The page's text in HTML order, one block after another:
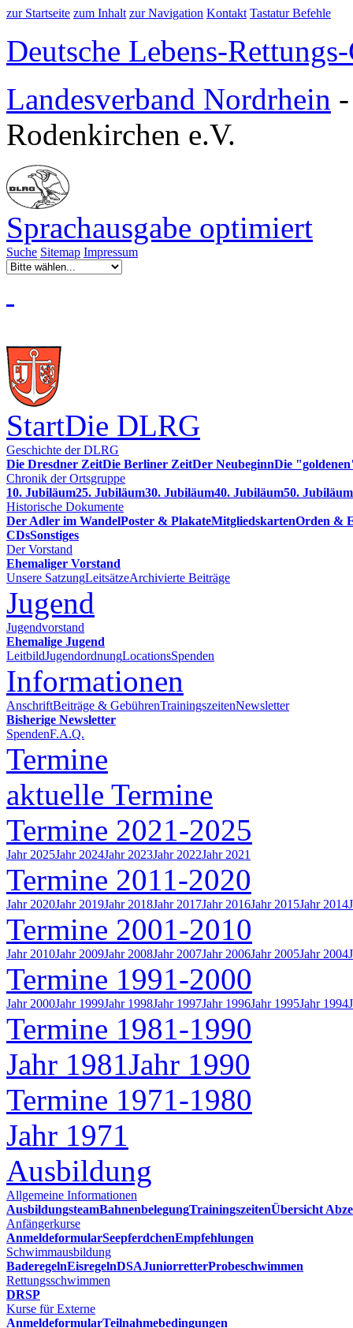
zur Startseite zum Inhalt zur Navigation Kontakt Tastatur Befehle
Deutsche Lebens-
Landesverband Nordrhein
Rodenkirchen e.V.
Sprachausgabe optimiert
Suche Sitemap Impressum
StartDie DLRG
Geschichte der DLRG
Die Dresdner ZeitDie Berliner ZeitDer NeubeginnDie
Chronik der Ortsgruppe
10. Jubiläum25. Jubiläum30. Jubiläum40. Jubiläum50. Jubiläum
Historische Dokumente
Der Adler im WandelPoster & PlakateMitgliedskartenOrden &
CDsSonstiges
Der Vorstand
Ehemaliger Vorstand
Unsere SatzungLeitsätzeArchivierte Beiträge
Jugend
Jugendvorstand
Ehemalige Jugend
LeitbildJugendordnungLocationsSpenden
Informationen
AnschriftBeiträge & GebührenTrainingszeitenNewsletter
Bisherige Newsletter
SpendenF.A.Q.
Termine
aktuelle Termine
Termine 2021-2025
Jahr 2025Jahr 2024Jahr 2023Jahr 2022Jahr 2021
Termine 2011-2020
Jahr 2020Jahr 2019Jahr 2018Jahr 2017Jahr 2016Jahr 2015Jahr 2014
Termine 2001-2010
Jahr 2010Jahr 2009Jahr 2008Jahr 2007Jahr 2006Jahr 2005Jahr 2004
Termine 1991-2000
Jahr 2000Jahr 1999Jahr 1998Jahr 1997Jahr 1996Jahr 1995Jahr 1994
Termine 1981-1990
Jahr 1981Jahr 1990
Termine 1971-1980
Jahr 1971
Ausbildung
Allgemeine Informationen
AusbildungsteamBahnenbelegungTrainingszeitenÜbersicht
Anfängerkurse
AnmeldeformularSeepferdchenEmpfehlungen
Schwimmausbildung
BaderegelnEisregelnDSAJuniorretterProbeschwimmen
Rettungsschwimmen
DRSP
Kurse für Externe
AnmeldeformularTeilnahmebedingungen